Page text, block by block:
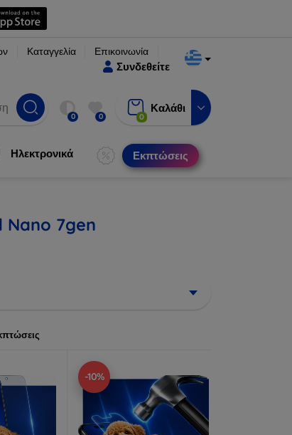
Καταγγελία Επικοινωνία
Συνδεθείτε
0 0 0
Καλάθι
Ηλεκτρονικά Εκπτώσεις
Nano 7gen
-10%